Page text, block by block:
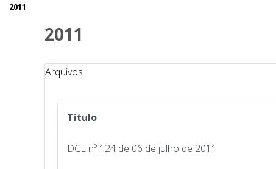
2011
2011
Arquivos
Título
DCL nº 124 de 06 de julho de 2011